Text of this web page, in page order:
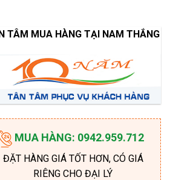
TÂM MUA HÀNG TẠI NAM THẮNG
MUA HÀNG: 0942.959.712
ĐẶT HÀNG GIÁ TỐT HƠN, CÓ GIÁ
RIÊNG CHO ĐẠI LÝ